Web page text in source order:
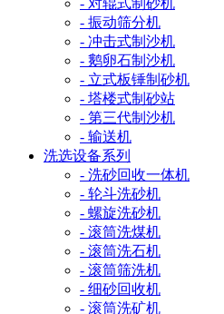
- 对辊式制砂机
- 振动筛分机
- 冲击式制沙机
- 鹅卵石制沙机
- 立式板锤制砂机
- 塔楼式制砂站
- 第三代制沙机
- 输送机
洗选设备系列
- 洗砂回收一体机
- 轮斗洗砂机
- 螺旋洗砂机
- 滚筒洗煤机
- 滚筒洗石机
- 滚筒筛洗机
- 细砂回收机
- 滚筒洗矿机